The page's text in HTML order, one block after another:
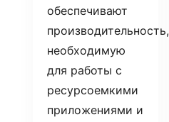
обеспечивают
производительность,
необходимую
для работы с
ресурсоемкими
приложениями и